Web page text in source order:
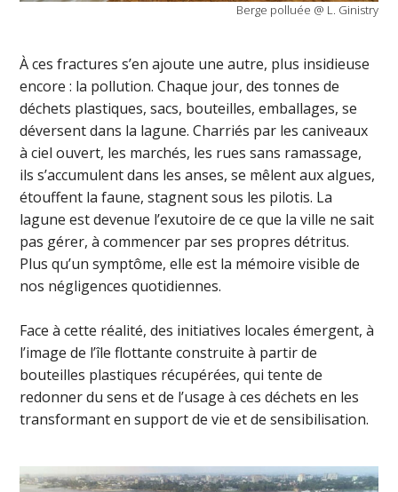
Berge polluée @ L. Ginistry
À ces fractures s’en ajoute une autre, plus insidieuse
encore : la pollution. Chaque jour, des tonnes de
déchets plastiques, sacs, bouteilles, emballages, se
déversent dans la lagune. Charriés par les caniveaux
à ciel ouvert, les marchés, les rues sans ramassage,
ils s’accumulent dans les anses, se mêlent aux algues,
étouffent la faune, stagnent sous les pilotis. La
lagune est devenue l’exutoire de ce que la ville ne sait
pas gérer, à commencer par ses propres détritus.
Plus qu’un symptôme, elle est la mémoire visible de
nos négligences quotidiennes.
Face à cette réalité, des initiatives locales émergent, à
l’image de l’île flottante construite à partir de
bouteilles plastiques récupérées, qui tente de
redonner du sens et de l’usage à ces déchets en les
transformant en support de vie et de sensibilisation.